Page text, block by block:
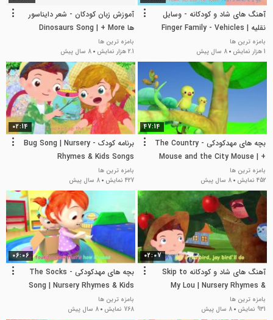
آهنگ های شاد و کودکانه - وسایل
نقلیه Finger Family - Vehicles |
Nursery Rhymes & Kids Songs
بامزه ترین ها
1 هزار نمایش
8 سال پیش
آموزش زبان کودکان - شعر دایناسور
ها Dinosaurs Song | + More
Nursery Rhymes & Kids Songs
بامزه ترین ها
2.1 هزار نمایش
8 سال پیش
47:14
بچه های مهدکودکی - The Country
Mouse and the City Mouse | +
More Nursery Rhymes & Kids
Songs
بامزه ترین ها
452 نمایش
8 سال پیش
02:14
برنامه کودک - Bug Song | Nursery
Rhymes & Kids Songs
بامزه ترین ها
427 نمایش
8 سال پیش
02:07
آهنگ های شاد و کودکانه Skip to
My Lou | Nursery Rhymes &
Kids Songs - ABCkidTV
بامزه ترین ها
931 نمایش
8 سال پیش
06:06
بچه های مهدکودکی - The Socks
Song | Nursery Rhymes & Kids
Songs
بامزه ترین ها
768 نمایش
8 سال پیش